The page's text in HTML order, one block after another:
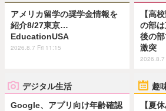
アメリカ留学の奨学金情報を
紹介8/27東京…
EducationUSA
2026.8.7 Fri 11:15
【高
の部
後の
激突
2026.8.7
デジタル生活
Google、アプリ向け年齢確認
趣
【夏